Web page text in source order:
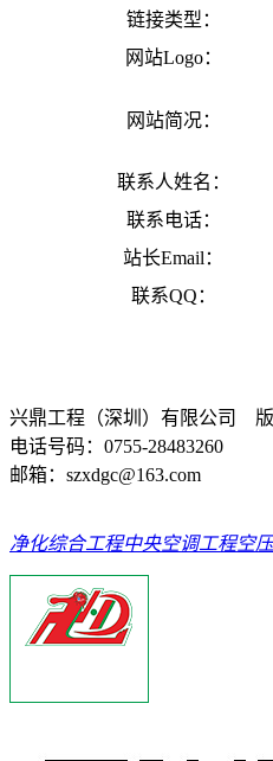
链接类型：
网站Logo：
网站简况：
联系人姓名：
联系电话：
站长Email：
联系QQ：
兴鼎工程（深圳）有
电话号码：0755-
邮箱：
净化综合工程中央空调工程空